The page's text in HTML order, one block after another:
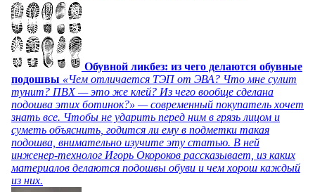
Обувной ликбез: из чего делаются обувные
подошвы «Чем отличается ТЭП от ЭВА? Что мне сулит
тунит? ПВХ — это же клей? Из чего вообще сделана
подошва этих ботинок?» — современный покупатель хочет
знать все. Чтобы не ударить перед ним в грязь лицом и
суметь объяснить, годится ли ему в подметки такая
подошва, внимательно изучите эту статью. В ней
инженер-технолог Игорь Окороков рассказывает, из каких
материалов делаются подошвы обуви и чем хорош каждый
из них.